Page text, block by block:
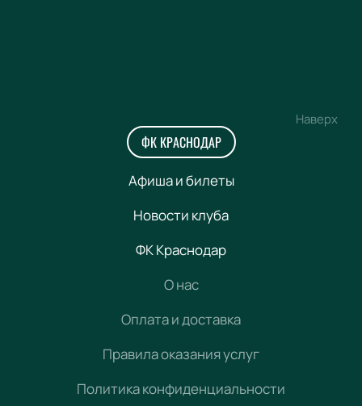
Наверх
ФК КРАСНОДАР
Афиша и билеты
Новости клуба
ФК Краснодар
О нас
Оплата и доставка
Правила оказания услуг
Политика конфиденциальности